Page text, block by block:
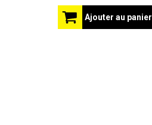
Ajouter au panier